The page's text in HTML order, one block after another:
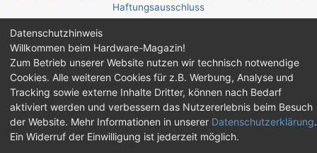
Haftungsausschluss
Feed Facebook
Twitch
Discord
© Copyright 2001 - 2026 Hardware-Magazin
Datenschutzhinweis
Willkommen beim Hardware-Magazin!
Zum Betrieb unserer Website nutzen wir technisch notwendige
Cookies. Alle weiteren Cookies für z.B. Werbung, Analyse und
Tracking sowie externe Inhalte Dritter, können nach Bedarf
aktiviert werden und verbessern das Nutzererlebnis beim Besuch
der Website. Mehr Informationen in unserer Datenschutzerklärung.
Ein Widerruf der Einwilligung ist jederzeit möglich.